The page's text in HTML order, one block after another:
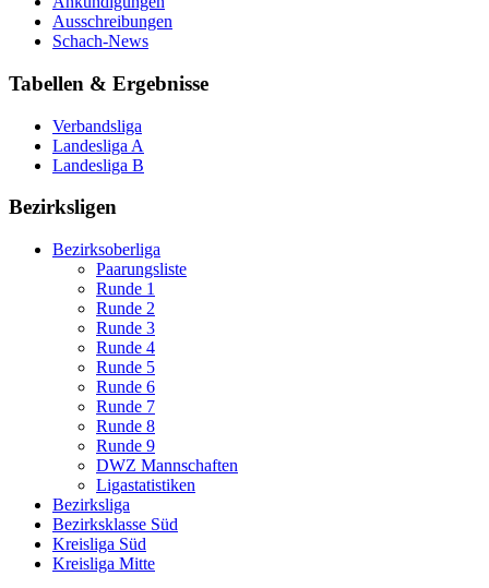
Ausschreibungen
Schach-News
Tabellen & Ergebnisse
Verbandsliga
Landesliga A
Landesliga B
Bezirksligen
Bezirksoberliga
Paarungsliste
Runde 1
Runde 2
Runde 3
Runde 4
Runde 5
Runde 6
Runde 7
Runde 8
Runde 9
DWZ Mannschaften
Ligastatistiken
Bezirksliga
Bezirksklasse Süd
Kreisliga Süd
Kreisliga Mitte